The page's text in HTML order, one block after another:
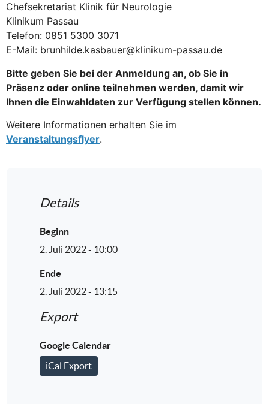
Chefsekretariat Klinik für Neurologie
Klinikum Passau
Telefon: 0851 5300 3071
E-Mail: brunhilde.kasbauer@klinikum-passau.de
Bitte geben Sie bei der Anmeldung an, ob Sie in
Präsenz oder online teilnehmen werden, damit wir
Ihnen die Einwahldaten zur Verfügung stellen können.
Weitere Informationen erhalten Sie im
Veranstaltungsflyer.
Details
Beginn
2. Juli 2022 - 10:00
Ende
2. Juli 2022 - 13:15
Export
Google Calendar
iCal Export